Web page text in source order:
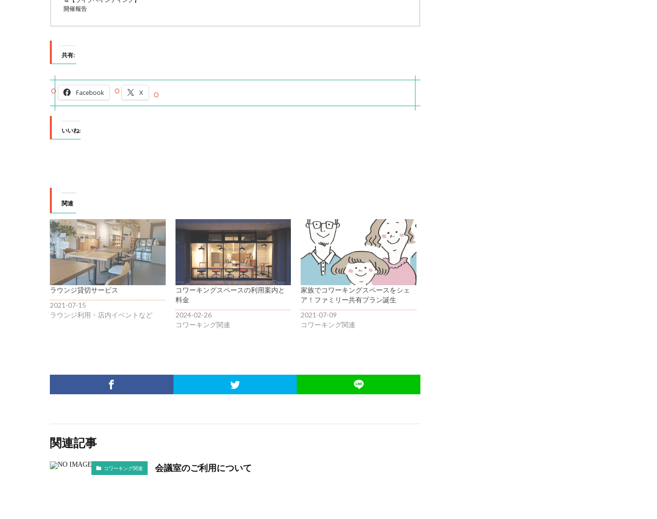
開催報告
共有:
Facebook X
いいね:
関連
ラウンジ貸切サービス
2021-07-15
ラウンジ利用・店内イベントなど
コワーキングスペースの利用案内と
料金
2024-02-26
コワーキング関連
家族でコワーキングスペースをシェ
ア！ファミリー共有プラン誕生
2021-07-09
コワーキング関連
関連記事
コワーキング関連 会議室のご利用について